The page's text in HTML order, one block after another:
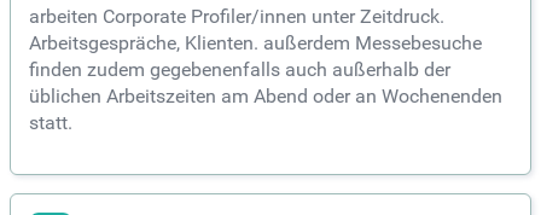
arbeiten Corporate Profiler/innen unter Zeitdruck.
Arbeitsgespräche, Klienten. außerdem Messebesuche
finden zudem gegebenenfalls auch außerhalb der
üblichen Arbeitszeiten am Abend oder an Wochenenden
statt.